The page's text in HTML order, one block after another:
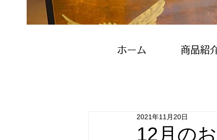
12月の
2021年11月20日
ホーム 商品紹